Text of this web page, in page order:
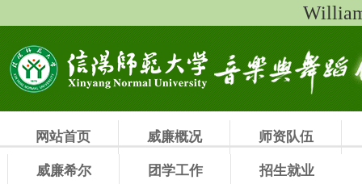
网站首页 威廉概况 师资队伍
威廉希尔 团学工作 招生就业